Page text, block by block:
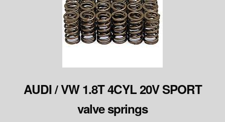
AUDI / VW 1.8T 4CYL 20V SPORT
valve springs